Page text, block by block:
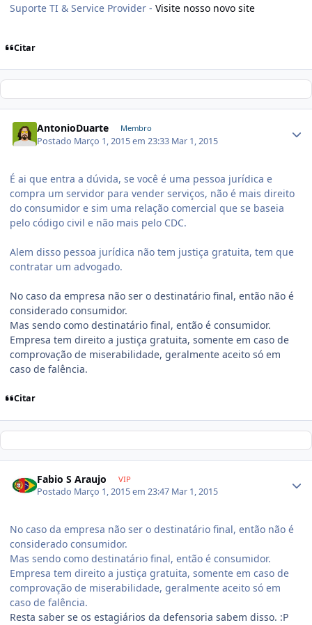
Suporte TI & Service Provider - Visite nosso novo site
Citar
AntonioDuarte Membro
Postado Março 1, 2015 em 23:33 Mar 1, 2015
É ai que entra a dúvida, se você é uma pessoa jurídica e
compra um servidor para vender serviços, não é mais direito
do consumidor e sim uma relação comercial que se baseia
pelo código civil e não mais pelo CDC.
Alem disso pessoa jurídica não tem justiça gratuita, tem que
contratar um advogado.
No caso da empresa não ser o destinatário final, então não é
considerado consumidor.
Mas sendo como destinatário final, então é consumidor.
Empresa tem direito a justiça gratuita, somente em caso de
comprovação de miserabilidade, geralmente aceito só em
caso de falência.
Citar
Fabio S Araujo VIP
Postado Março 1, 2015 em 23:47 Mar 1, 2015
No caso da empresa não ser o destinatário final, então não é
considerado consumidor.
Mas sendo como destinatário final, então é consumidor.
Empresa tem direito a justiça gratuita, somente em caso de
comprovação de miserabilidade, geralmente aceito só em
caso de falência.
Resta saber se os estagiários da defensoria sabem disso. :P